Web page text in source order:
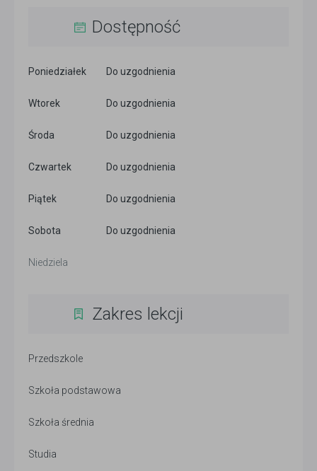
Dostępność
Poniedziałek Do uzgodnienia
Wtorek Do uzgodnienia
Środa Do uzgodnienia
Czwartek Do uzgodnienia
Piątek Do uzgodnienia
Sobota Do uzgodnienia
Niedziela
Zakres lekcji
Przedszkole
Szkoła podstawowa
Szkoła średnia
Studia